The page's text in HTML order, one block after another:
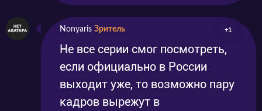
Nonyaris Зритель +1
Не все серии смог посмотреть,
если официально в России
выходит уже, то возможно пару
кадров вырежут в